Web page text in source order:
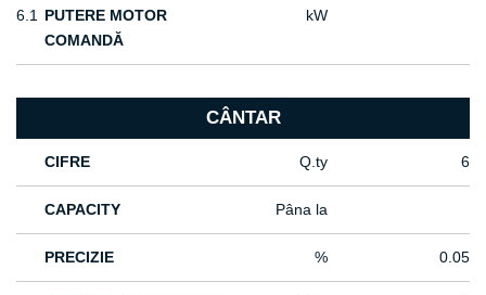
6.1
PUTERE MOTOR
COMANDĂ
kW
CÂNTAR
CIFRE Q.ty 6
CAPACITY Pâna la
PRECIZIE % 0.05